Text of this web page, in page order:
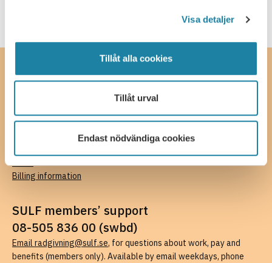
Visa detaljer
Tillåt alla cookies
Tillåt urval
Endast nödvändiga cookies
Contact
SULF, The Swedish Association of University Teachers and
Ferkens gränd 4, 111 30 Stockholm
08-505 836 00 (switchboard),kansli@sulf.se
Press
Billing information
SULF members’ support
08-505 836 00 (swbd)
Email radgivning@sulf.se, for questions about work, pay and
benefits (members only). Available by email weekdays, phone